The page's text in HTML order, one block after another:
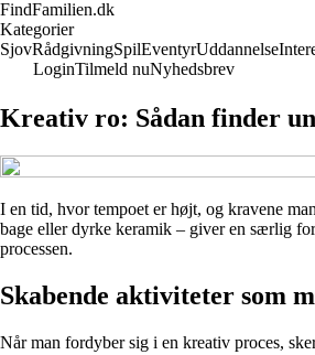
FindFamilien.dk
Kategorier
SjovRådgivningSpilEventyrUddannelse
LoginTilmeld nuNyhedsbrev
Kreativ ro: Sådan finder
I en tid, hvor tempoet er højt, og kravene
bage eller dyrke keramik – giver en særlig
processen.
Skabende aktiviteter som
Når man fordyber sig i en kreativ proces,